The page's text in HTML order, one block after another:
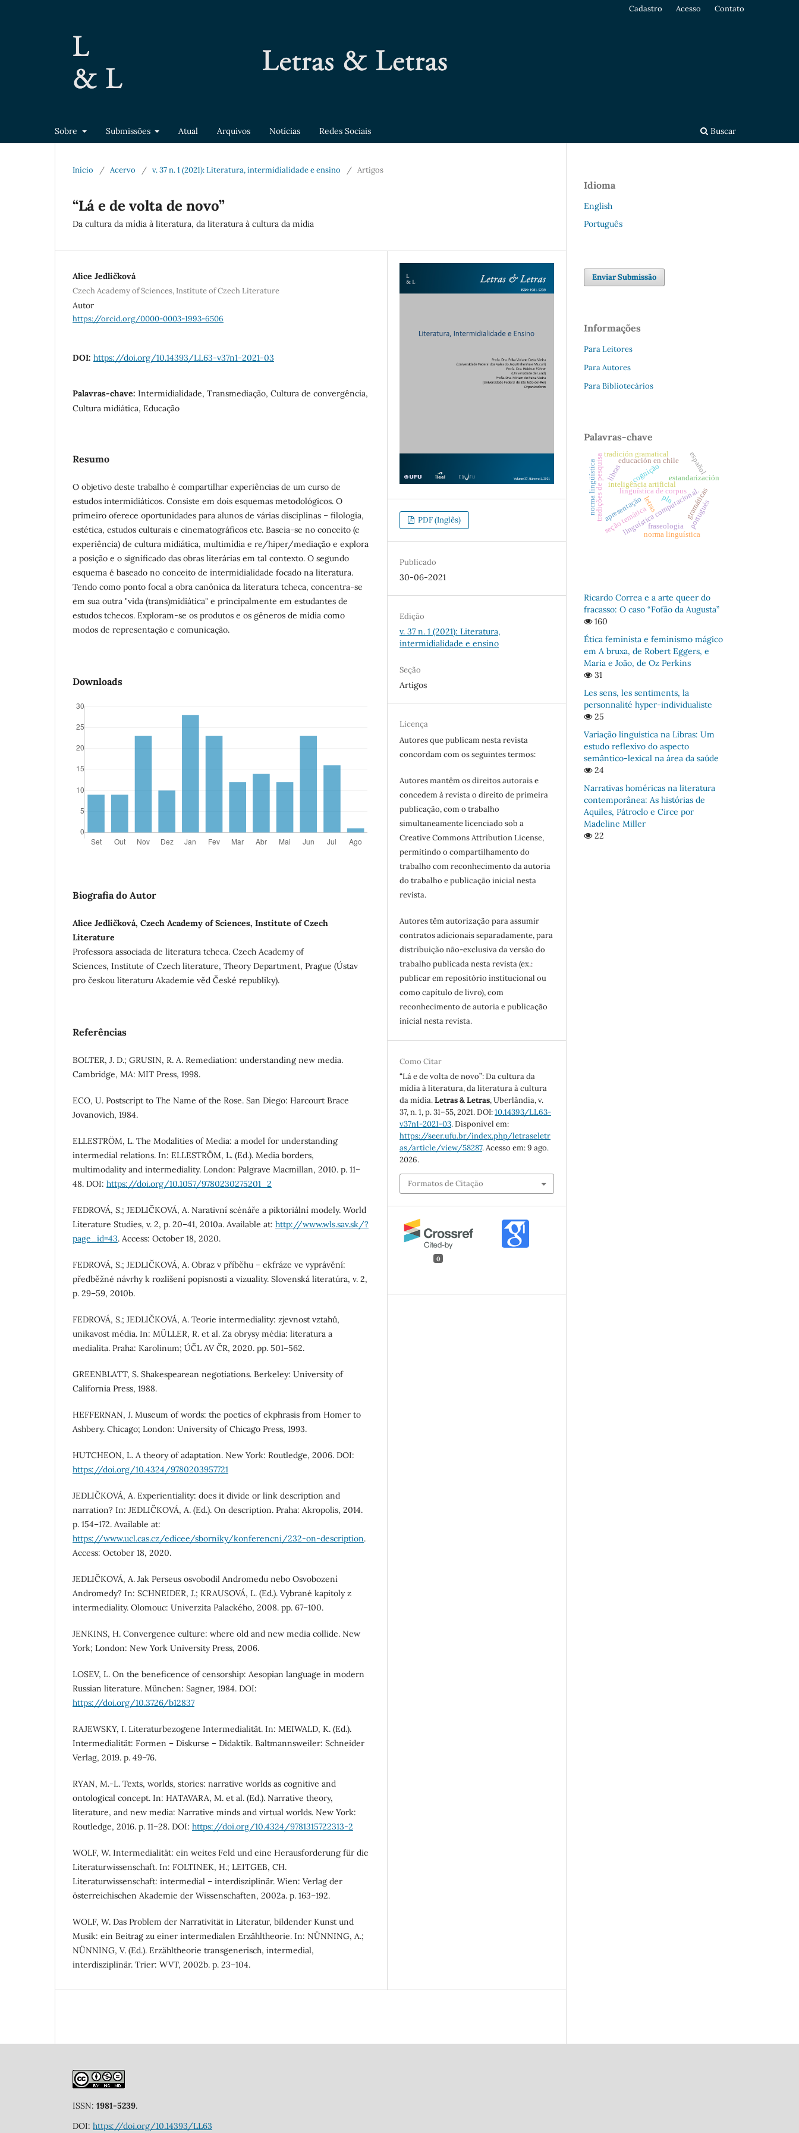
Sobre Submissões Atual Arquivos Notícias Redes Sociais Buscar
Cadastro Acesso Contato
Início / Acervo / v. 37 n. 1 (2021): Literatura, intermidialidade e ensino / Artigos
“Lá e de volta de novo”
Da cultura da mídia à literatura, da literatura à cultura da mídia
Alice Jedličková
Czech Academy of Sciences, Institute of Czech Literature
Autor
https://orcid.org/0000-0003-1993-6506
DOI: https://doi.org/10.14393/LL63-v37n1-2021-03
Palavras-chave: Intermidialidade, Transmediação, Cultura de convergência,
Cultura midiática, Educação
Resumo
O objetivo deste trabalho é compartilhar experiências de um curso de
estudos intermidiáticos. Consiste em dois esquemas metodológicos. O
primeiro oferece oportunidades para alunos de várias disciplinas – filologia,
estética, estudos culturais e cinematográficos etc. Baseia-se no conceito (e
experiência) de cultura midiática, multimídia e re/hiper/mediação e explora
a posição e o significado das obras literárias em tal contexto. O segundo
esquema é baseado no conceito de intermidialidade focado na literatura.
Tendo como ponto focal a obra canônica da literatura tcheca, concentra-se
em sua outra "vida (trans)midiática" e principalmente em estudantes de
estudos tchecos. Exploram-se os produtos e os gêneros de mídia como
modos de representação e comunicação.
Downloads
Biografia do Autor
Alice Jedličková, Czech Academy of Sciences, Institute of Czech
Literature
Professora associada de literatura tcheca. Czech Academy of
Sciences, Institute of Czech literature, Theory Department, Prague (Ústav
pro českou literaturu Akademie věd České republiky).
Referências
BOLTER, J. D.; GRUSIN, R. A. Remediation: understanding new media.
Cambridge, MA: MIT Press, 1998.
ECO, U. Postscript to The Name of the Rose. San Diego: Harcourt Brace
Jovanovich, 1984.
ELLESTRÖM, L. The Modalities of Media: a model for understanding
intermedial relations. In: ELLESTRÖM, L. (Ed.). Media borders,
multimodality and intermediality. London: Palgrave Macmillan, 2010. p. 11–
48. DOI: https://doi.org/10.1057/9780230275201_2
FEDROVÁ, S.; JEDLIČKOVÁ, A. Narativní scénáře a piktoriální modely. World
Literature Studies, v. 2, p. 20–41, 2010a. Available at: http://www.wls.sav.sk/?
page_id=43. Access: October 18, 2020.
FEDROVÁ, S.; JEDLIČKOVÁ, A. Obraz v příběhu – ekfráze ve vyprávění:
předběžné návrhy k rozlišení popisnosti a vizuality. Slovenská literatúra, v. 2,
p. 29–59, 2010b.
FEDROVÁ, S.; JEDLIČKOVÁ, A. Teorie intermediality: zjevnost vztahů,
unikavost média. In: MÜLLER, R. et al. Za obrysy média: literatura a
medialita. Praha: Karolinum; ÚČL AV ČR, 2020. pp. 501–562.
GREENBLATT, S. Shakespearean negotiations. Berkeley: University of
California Press, 1988.
HEFFERNAN, J. Museum of words: the poetics of ekphrasis from Homer to
Ashbery. Chicago; London: University of Chicago Press, 1993.
HUTCHEON, L. A theory of adaptation. New York: Routledge, 2006. DOI:
https://doi.org/10.4324/9780203957721
JEDLIČKOVÁ, A. Experientiality: does it divide or link description and
narration? In: JEDLIČKOVÁ, A. (Ed.). On description. Praha: Akropolis, 2014.
p. 154–172. Available at:
https://www.ucl.cas.cz/edicee/sborniky/konferencni/232-on-description.
Access: October 18, 2020.
JEDLIČKOVÁ, A. Jak Perseus osvobodil Andromedu nebo Osvobození
Andromedy? In: SCHNEIDER, J.; KRAUSOVÁ, L. (Ed.). Vybrané kapitoly z
intermediality. Olomouc: Univerzita Palackého, 2008. pp. 67–100.
JENKINS, H. Convergence culture: where old and new media collide. New
York; London: New York University Press, 2006.
LOSEV, L. On the beneficence of censorship: Aesopian language in modern
Russian literature. München: Sagner, 1984. DOI:
https://doi.org/10.3726/b12837
RAJEWSKY, I. Literaturbezogene Intermedialität. In: MEIWALD, K. (Ed.).
Intermedialität: Formen – Diskurse – Didaktik. Baltmannsweiler: Schneider
Verlag, 2019. p. 49–76.
RYAN, M.-L. Texts, worlds, stories: narrative worlds as cognitive and
ontological concept. In: HATAVARA, M. et al. (Ed.). Narrative theory,
literature, and new media: Narrative minds and virtual worlds. New York:
Routledge, 2016. p. 11–28. DOI: https://doi.org/10.4324/9781315722313-2
WOLF, W. Intermedialität: ein weites Feld und eine Herausforderung für die
Literaturwissenschaft. In: FOLTINEK, H.; LEITGEB, CH.
Literaturwissenschaft: intermedial – interdisziplinär. Wien: Verlag der
österreichischen Akademie der Wissenschaften, 2002a. p. 163–192.
WOLF, W. Das Problem der Narrativität in Literatur, bildender Kunst und
Musik: ein Beitrag zu einer intermedialen Erzähltheorie. In: NÜNNING, A.;
NÜNNING, V. (Ed.). Erzähltheorie transgenerisch, intermedial,
interdisziplinär. Trier: WVT, 2002b. p. 23–104.
PDF (Inglês)
Publicado
30-06-2021
Edição
v. 37 n. 1 (2021): Literatura,
intermidialidade e ensino
Seção
Artigos
Licença
Autores que publicam nesta revista
concordam com os seguintes termos:
Autores mantêm os direitos autorais e
concedem à revista o direito de primeira
publicação, com o trabalho
simultaneamente licenciado sob a
Creative Commons Attribution License,
permitindo o compartilhamento do
trabalho com reconhecimento da autoria
do trabalho e publicação inicial nesta
revista.
Autores têm autorização para assumir
contratos adicionais separadamente, para
distribuição não-exclusiva da versão do
trabalho publicada nesta revista (ex.:
publicar em repositório institucional ou
como capítulo de livro), com
reconhecimento de autoria e publicação
inicial nesta revista.
Como Citar
“Lá e de volta de novo”: Da cultura da
mídia à literatura, da literatura à cultura
da mídia.Letras & Letras, Uberlândia, v.
37, n. 1, p. 31–55, 2021. DOI:10.14393/LL63-
v37n1-2021-03. Disponível em:
https://seer.ufu.br/index.php/letraseletr
as/article/view/58287. Acesso em: 9 ago.
2026.
Formatos de Citação
0
Idioma
English
Português
Enviar Submissão
Informações
Para Leitores
Para Autores
Para Bibliotecários
Palavras-chave
linguística de corpus
linguística computacional.
inteligência artificial
letras
apresentação
seção temática
cognição
tradições de pesquisa estandarización
educación en chile
gramáticas
tradición gramatical
norma lingüística portugués
español
norma linguística
libras
fraseologia
pln
Ricardo Correa e a arte queer do
fracasso: O caso “Fofão da Augusta”
160
Ética feminista e feminismo mágico
em A bruxa, de Robert Eggers, e
Maria e João, de Oz Perkins
31
Les sens, les sentiments, la
personnalité hyper-individualiste
25
Variação linguística na Libras: Um
estudo reflexivo do aspecto
semântico-lexical na área da saúde
24
Narrativas homéricas na literatura
contemporânea: As histórias de
Aquiles, Pátroclo e Circe por
Madeline Miller
22
ISSN: 1981-5239.
DOI: https://doi.org/10.14393/LL63